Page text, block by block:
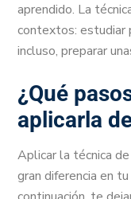
aprendido. La
contextos: estudiar
incluso, preparar
¿Qué
aplicarla
Aplicar la técnica
gran diferencia en